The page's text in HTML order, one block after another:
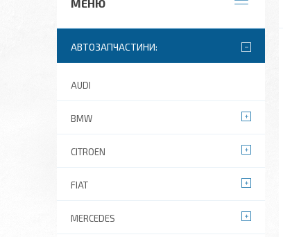
АВТОЗАПЧАСТИНИ:
AUDI
BMW
CITROEN
FIAT
MERCEDES